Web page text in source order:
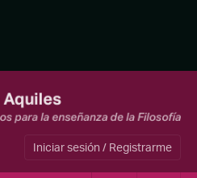
Iniciar sesión / Registrarme